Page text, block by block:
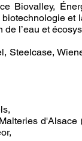
Biovalley,
et
l’eau et
Steelcase,
d'Alsace